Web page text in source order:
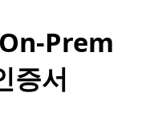
On-Prem
증서